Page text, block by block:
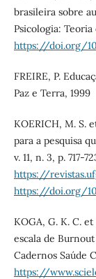
brasileira sobre
Psicologia: Teoria
https://doi.org/
FREIRE, P.
Paz e Terra, 1999
KOERICH, M. S.
para a pesquisa
v. 11, n. 3, p. 717-
https://
https://doi.org/
KOGA, G. K. C.
escala de
Cadernos Saúde
https://